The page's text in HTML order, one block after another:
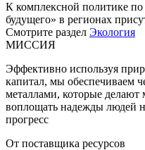
К комплексной политике
будущего» в регионах
Смотрите раздел Экология
МИССИЯ
Эффективно используя
капитал, мы обеспечиваем
металлами, которые
воплощать надежды людей
прогресс
От поставщика ресурсов